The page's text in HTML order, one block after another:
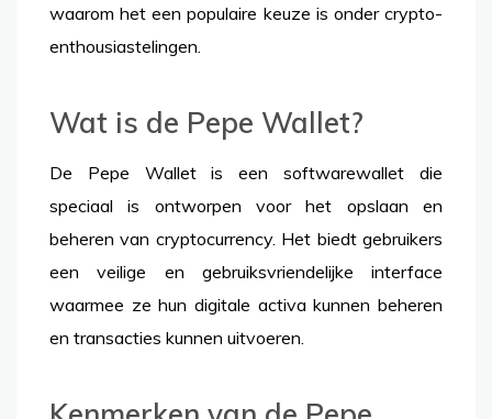
waarom het een populaire keuze is onder crypto-
enthousiastelingen.
Wat is de Pepe Wallet?
De Pepe Wallet is een softwarewallet die
speciaal is ontworpen voor het opslaan en
beheren van cryptocurrency. Het biedt gebruikers
een veilige en gebruiksvriendelijke interface
waarmee ze hun digitale activa kunnen beheren
en transacties kunnen uitvoeren.